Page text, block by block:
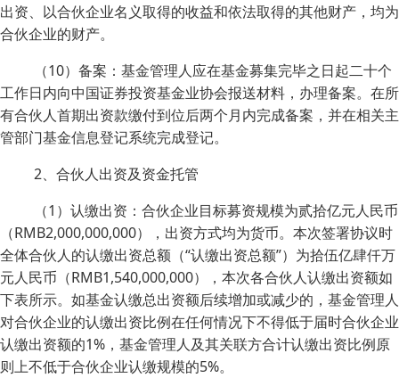
出资、以合伙企业名义取得的收益和依法取得的其他财产，均为
合伙企业的财产。
（10）备案：基金管理人应在基金募集完毕之日起二十个
工作日内向中国证券投资基金业协会报送材料，办理备案。在所
有合伙人首期出资款缴付到位后两个月内完成备案，并在相关主
管部门基金信息登记系统完成登记。
2、合伙人出资及资金托管
（1）认缴出资：合伙企业目标募资规模为贰拾亿元人民币
（RMB2,000,000,000），出资方式均为货币。本次签署协议时
全体合伙人的认缴出资总额（“认缴出资总额”）为拾伍亿肆仟万
元人民币（RMB1,540,000,000），本次各合伙人认缴出资额如
下表所示。如基金认缴总出资额后续增加或减少的，基金管理人
对合伙企业的认缴出资比例在任何情况下不得低于届时合伙企业
认缴出资额的1%，基金管理人及其关联方合计认缴出资比例原
则上不低于合伙企业认缴规模的5%。